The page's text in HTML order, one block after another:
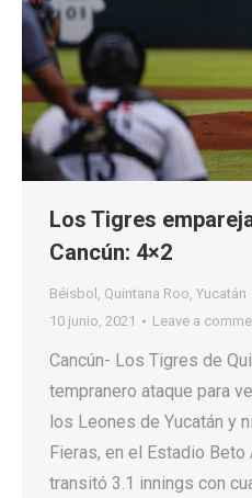
Los Tigres
Cancún: 4×2
Béisbol , Quintana Roo, Yucatán
10 junio, 2021
Leave a
Cancún- Los Tigres de
tempranero ataque para
los Leones de Yucatán y
Fieras, en el Estadio
transitó 3.1 innings con